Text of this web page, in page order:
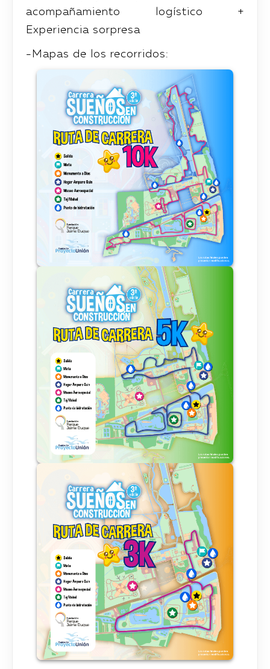
acompañamiento logístico +
Experiencia sorpresa
-Mapas de los recorridos: